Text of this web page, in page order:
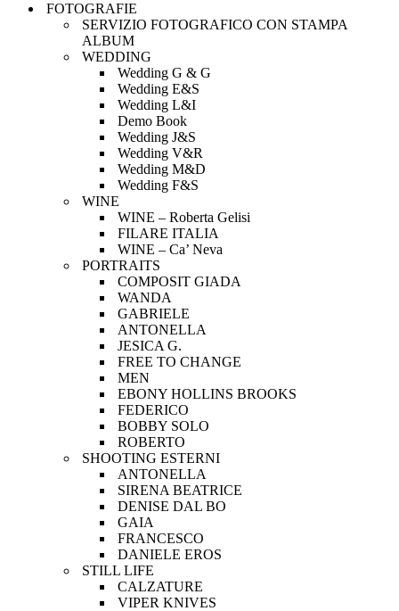
FOTOGRAFIE
SERVIZIO FOTOGRAFICO CON STAMPA
ALBUM
WEDDING
Wedding G & G
Wedding E&S
Wedding L&I
Demo Book
Wedding J&S
Wedding V&R
Wedding M&D
Wedding F&S
WINE
WINE – Roberta Gelisi
FILARE ITALIA
WINE – Ca’ Neva
PORTRAITS
COMPOSIT GIADA
WANDA
GABRIELE
ANTONELLA
JESICA G.
FREE TO CHANGE
MEN
EBONY HOLLINS BROOKS
FEDERICO
BOBBY SOLO
ROBERTO
SHOOTING ESTERNI
ANTONELLA
SIRENA BEATRICE
DENISE DAL BO
GAIA
FRANCESCO
DANIELE EROS
STILL LIFE
CALZATURE
VIPER KNIVES